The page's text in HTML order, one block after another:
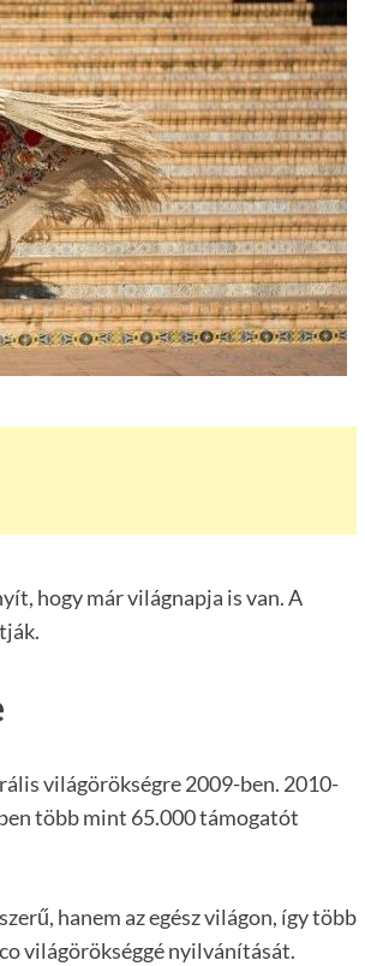
hogy már világnapja is van. A
világörökségre 2009-ben. 2010-
több mint 65.000 támogatót
hanem az egész világon, így több
világörökséggé nyilvánítását.